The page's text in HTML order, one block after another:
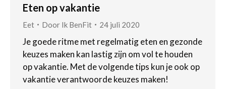
Eten op vakantie
Eet Door Ik BenFit 24 juli 2020
Je goede ritme met regelmatig eten en gezonde
keuzes maken kan lastig zijn om vol te houden
op vakantie. Met de volgende tips kun je ook op
vakantie verantwoorde keuzes maken!